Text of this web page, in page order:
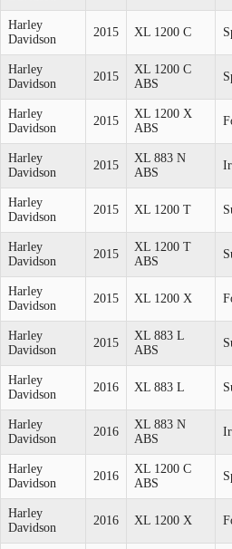
Harley
Davidson
2015 XL 1200 C
Harley
Davidson
2015
XL 1200 C
ABS
Harley
Davidson
2015
XL 1200 X
ABS
Harley
Davidson
2015
XL 883 N
ABS
Harley
Davidson
2015 XL 1200 T
Harley
Davidson
2015
XL 1200 T
ABS
Harley
Davidson
2015 XL 1200 X
Harley
Davidson
2015
XL 883 L
ABS
Harley
Davidson
2016 XL 883 L
Harley
Davidson
2016
XL 883 N
ABS
Harley
Davidson
2016
XL 1200 C
ABS
Harley
Davidson
2016 XL 1200 X